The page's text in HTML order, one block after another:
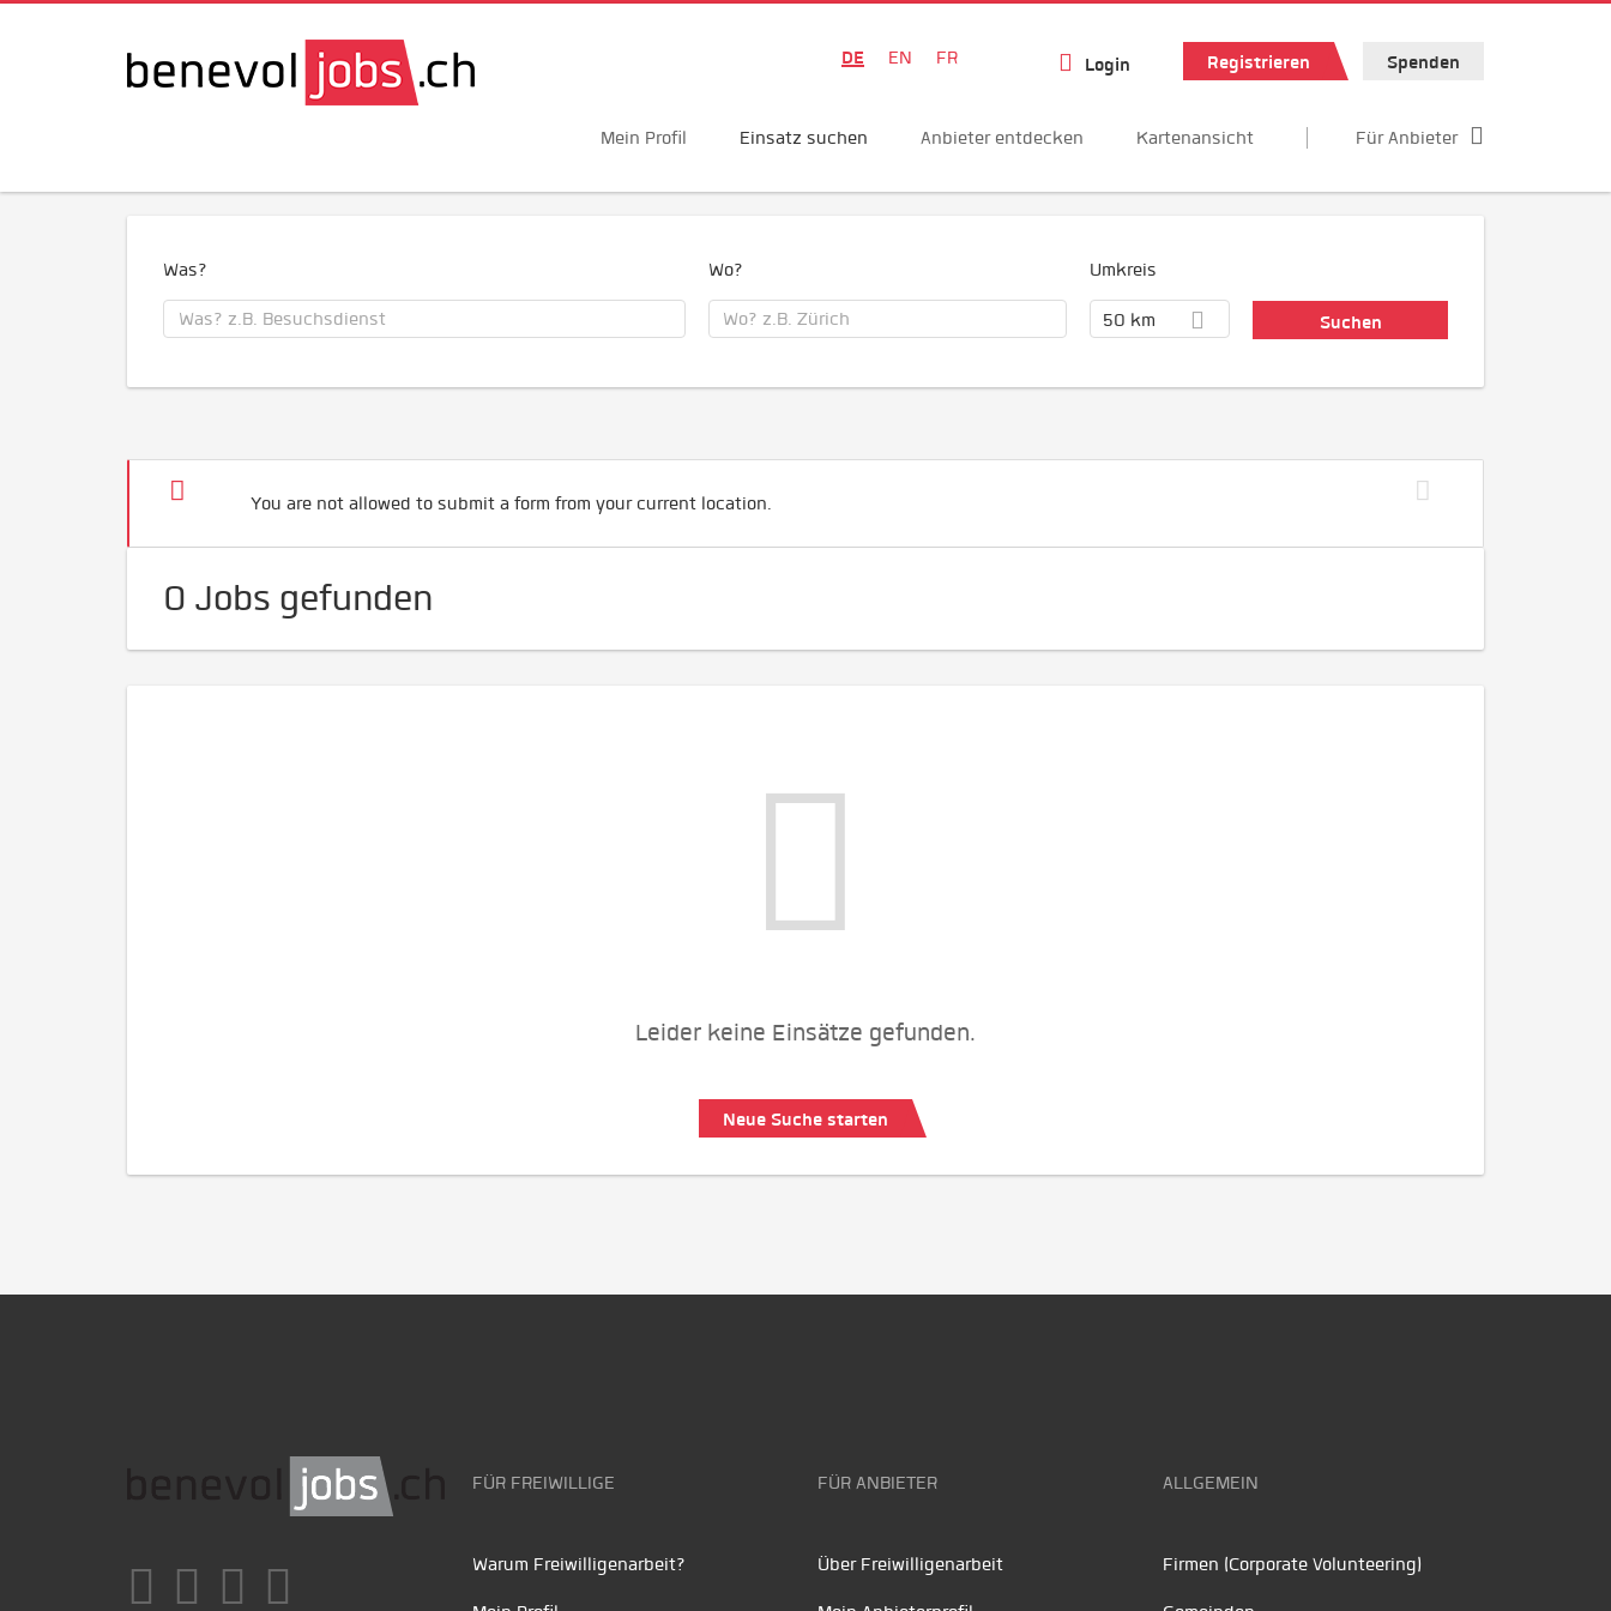
DE EN FR Login Registrieren Spenden
Mein Profil Einsatz suchen Anbieter entdecken Kartenansicht Für Anbieter
Was? Wo? Umkreis
50 km
You are not allowed to submit a form from your current location.
0 Jobs gefunden
Leider keine Einsätze gefunden.
Neue Suche starten
FÜR FREIWILLIGE
Warum Freiwilligenarbeit?
FÜR ANBIETER
Über Freiwilligenarbeit
ALLGEMEIN
Firmen (Corporate Volunteering)